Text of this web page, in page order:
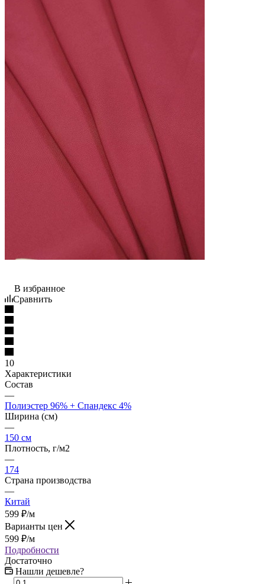
В избранное
Сравнить
10
Характеристики
Состав
—
Полиэстер 96% + Спандекс 4%
Ширина (см)
—
150 см
Плотность, г/м2
—
174
Страна производства
—
Китай
599 ₽/м
Варианты цен
599 ₽/м
Подробности
Достаточно
Нашли дешевле?